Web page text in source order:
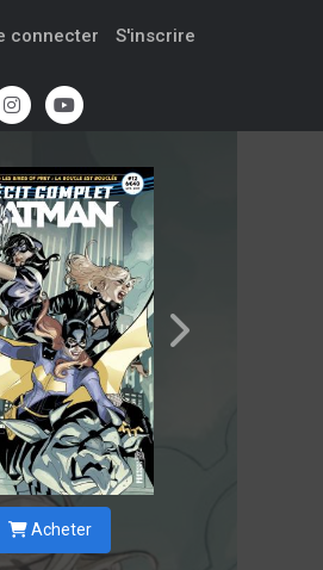
connecter S'inscrire
Acheter